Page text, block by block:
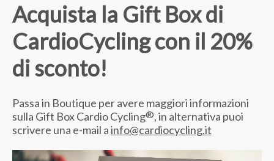
Acquista la Gift Box di
CardioCycling con il 20%
di sconto!
Passa in Boutique per avere maggiori informazioni
sulla Gift Box Cardio Cycling®, in alternativa puoi
scrivere una e-mail ainfo@cardiocycling.it